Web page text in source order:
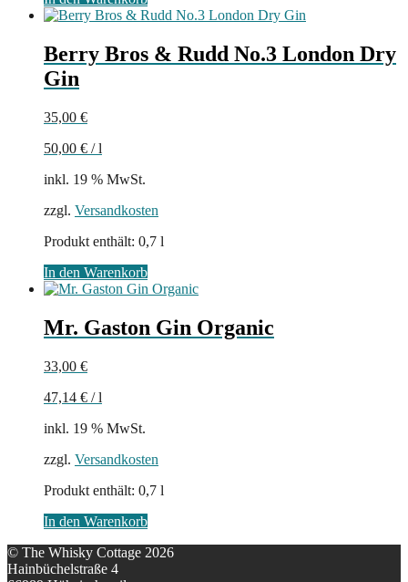
Berry Bros & Rudd No.3 London Dry
Gin
35,00 €
50,00 € /l
inkl. 19 % MwSt.
zzgl. Versandkosten
Produkt enthält: 0,7 l
In den Warenkorb
Mr. Gaston Gin Organic
33,00 €
47,14 € /l
inkl. 19 % MwSt.
zzgl. Versandkosten
Produkt enthält: 0,7 l
In den Warenkorb
© The Whisky Cottage 2026
Hainbüchelstraße 4